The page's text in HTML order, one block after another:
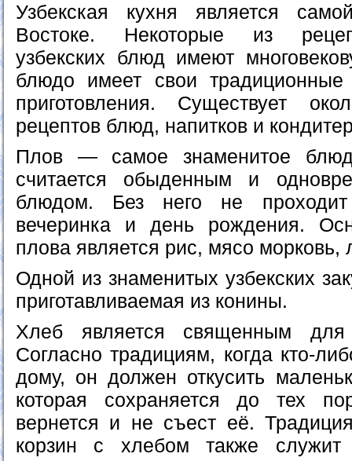
Узбекская кухня является
Востоке. Некоторые из
узбекских блюд имеют
блюдо имеет свои
приготовления. Существует
рецептов блюд, напитков и
Плов — самое знаменитое
считается обыденным и
блюдом. Без него не
вечеринка и день рождения.
плова является рис, мясо морковь,
Одной из знаменитых узбекских
приготавливаемая из конины.
Хлеб является священным для
Согласно традициям, когда кто-
дому, он должен откусить
которая сохраняется до тех
вернется и не съест её.
корзин с хлебом также служит